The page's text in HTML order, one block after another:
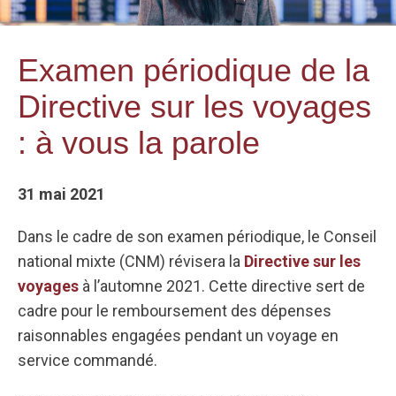
Examen périodique de la
Directive sur les voyages
: à vous la parole
31 mai 2021
Dans le cadre de son examen périodique, le Conseil
national mixte (CNM) révisera la Directive sur les
voyages à l’automne 2021. Cette directive sert de
cadre pour le remboursement des dépenses
raisonnables engagées pendant un voyage en
service commandé.